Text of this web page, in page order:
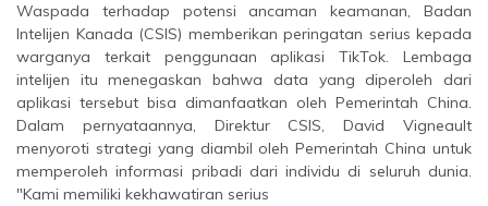
Waspada terhadap potensi ancaman keamanan, Badan
Intelijen Kanada (CSIS) memberikan peringatan serius kepada
warganya terkait penggunaan aplikasi TikTok. Lembaga
intelijen itu menegaskan bahwa data yang diperoleh dari
aplikasi tersebut bisa dimanfaatkan oleh Pemerintah China.
Dalam pernyataannya, Direktur CSIS, David Vigneault
menyoroti strategi yang diambil oleh Pemerintah China untuk
memperoleh informasi pribadi dari individu di seluruh dunia.
"Kami memiliki kekhawatiran serius